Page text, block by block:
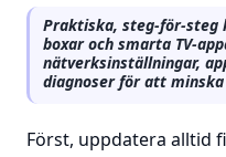
Praktiska, steg-för-steg
boxar och smarta TV-
nätverksinställningar,
diagnoser för att
Först, uppdatera alltid